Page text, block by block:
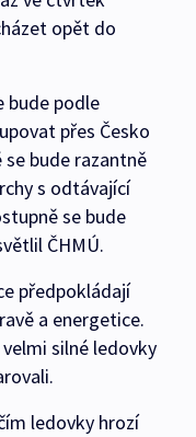
opět do
bude podle
přes Česko
bude razantně
s odtávající
se bude
ČHMÚ.
předpokládají
a energetice.
silné ledovky
ledovky hrozí